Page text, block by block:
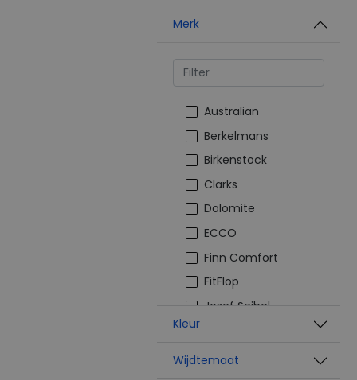
Merk
Australian
Berkelmans
Birkenstock
Clarks
Dolomite
ECCO
Finn Comfort
FitFlop
Josef Seibel
Mephisto
Kleur
Wijdtemaat